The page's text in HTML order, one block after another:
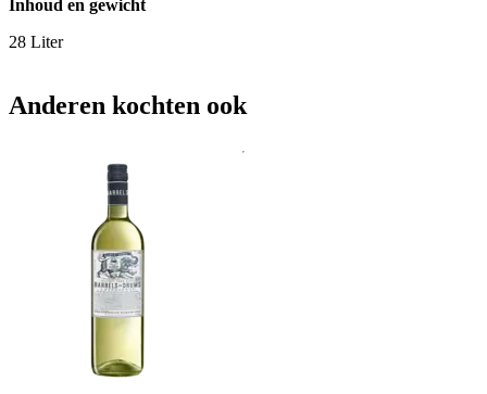
Inhoud en gewicht
28 Liter
Anderen kochten ook